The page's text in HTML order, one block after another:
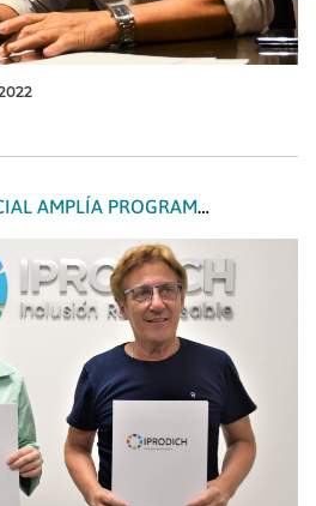
EL GOBIERNO PROVINCIAL AMPLÍA PROGRAMAS DE SOLUCIONES HABITACIONALES A PERSONAS CON DISCAPACIDAD